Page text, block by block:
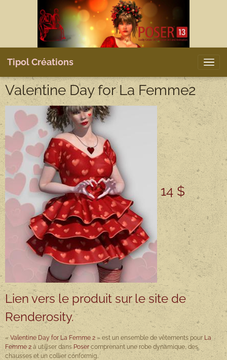
Tipol Créations
Valentine Day for La Femme2
14 $
Lien vers le produit sur le site de
Renderosity.
«Valentine Day for La Femme 2 » est un ensemble de vêtements pour La
Femme 2à utiliser dansPosercomprenant une robe dynamique, des
chausses et un collier conformig..